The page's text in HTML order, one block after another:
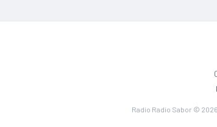
Radio Radio Sabor ©